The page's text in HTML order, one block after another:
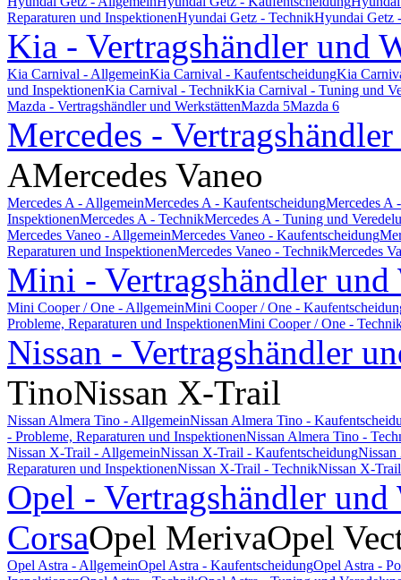
Reparaturen und InspektionenHyundai Getz - TechnikHyundai Getz
Kia - Vertragshändler und
Kia Carnival - AllgemeinKia Carnival - KaufentscheidungKia
und InspektionenKia Carnival - TechnikKia Carnival - Tuning und
Mazda - Vertragshändler und WerkstättenMazda 5Mazda 6
Mercedes -
AMercedes Vaneo
Mercedes A - AllgemeinMercedes A - KaufentscheidungMercedes A
InspektionenMercedes A - TechnikMercedes A - Tuning und
Mercedes Vaneo - AllgemeinMercedes Vaneo - Kaufentscheidung
Reparaturen und InspektionenMercedes Vaneo - TechnikMercedes
Mini - Vertragshändler und
Mini Cooper / One - AllgemeinMini Cooper / One -
Probleme, Reparaturen und InspektionenMini Cooper / One -
Nissan - Vertragshändler
TinoNissan X-Trail
Nissan Almera Tino - AllgemeinNissan Almera Tino -
- Probleme, Reparaturen und InspektionenNissan Almera Tino -
Nissan X-Trail - AllgemeinNissan X-Trail - KaufentscheidungNissan
Reparaturen und InspektionenNissan X-Trail - TechnikNissan X-
Opel - Vertragshändler und
CorsaOpel MerivaOpel
Opel Astra - AllgemeinOpel Astra - KaufentscheidungOpel Astra -